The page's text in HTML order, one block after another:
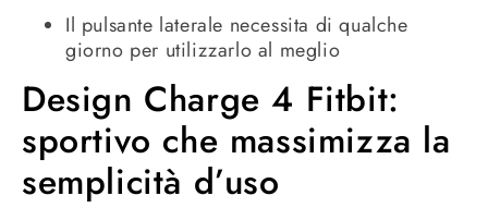
Il pulsante laterale necessita di qualche
giorno per utilizzarlo al meglio
Design Charge 4 Fitbit:
sportivo che massimizza la
semplicità d’uso